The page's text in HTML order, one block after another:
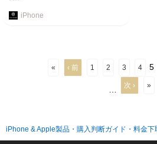
iPhone
« ‹ 前 1 2 3 4 5
次 › »
iPhone & Apple製品・購入判断ガイド・料金